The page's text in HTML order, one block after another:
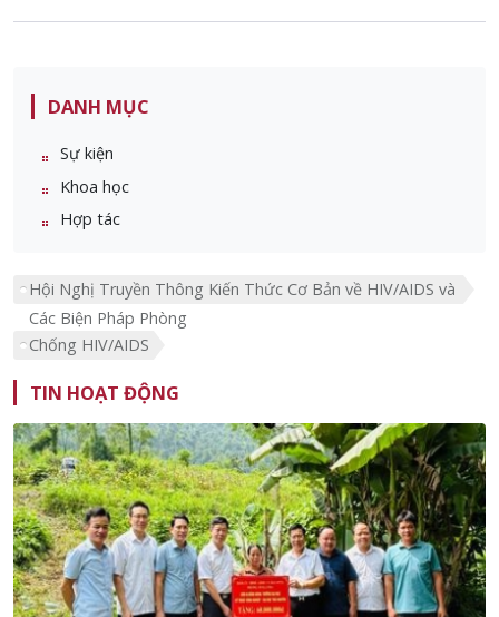
DANH MỤC
Sự kiện
Khoa học
Hợp tác
Hội Nghị Truyền Thông Kiến Thức Cơ Bản về HIV/AIDS và
Các Biện Pháp Phòng
Chống HIV/AIDS
TIN HOẠT ĐỘNG